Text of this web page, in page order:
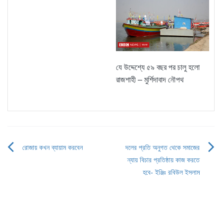
যে উদ্দেশ্যে ৫৯ বছর পর চালু হলো
রাজশাহী – মুর্শিদাবাদ নৌপথ
রোজায় কখন ব্যায়াম করবেন
দলের প্রতি অনুগত থেকে সমাজের
ন্যায় বিচার প্রতিষ্ঠায় কাজ করতে
হবে- ইঞ্জিঃ রবিউল ইসলাম